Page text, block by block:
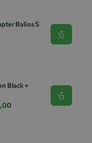
Balios S
Se
Black +
Se